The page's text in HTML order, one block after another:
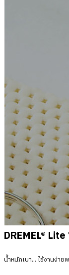
DREMEL®
น้ำหนักเบา... ใช้งานง่า